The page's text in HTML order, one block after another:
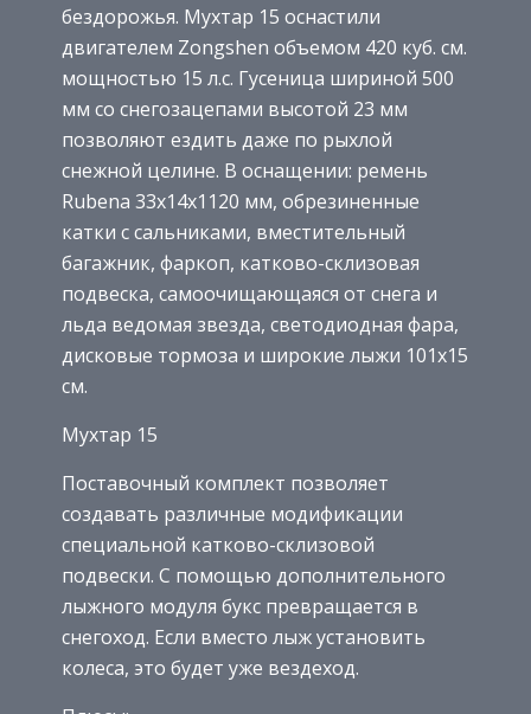
бездорожья. Мухтар 15 оснастили
двигателем Zongshen объемом 420 куб. см.
мощностью 15 л.с. Гусеница шириной 500
мм со снегозацепами высотой 23 мм
позволяют ездить даже по рыхлой
снежной целине. В оснащении: ремень
Rubena 33х14х1120 мм, обрезиненные
катки с сальниками, вместительный
багажник, фаркоп, катково-склизовая
подвеска, самоочищающаяся от снега и
льда ведомая звезда, светодиодная фара,
дисковые тормоза и широкие лыжи 101х15
см.
Мухтар 15
Поставочный комплект позволяет
создавать различные модификации
специальной катково-склизовой
подвески. С помощью дополнительного
лыжного модуля букс превращается в
снегоход. Если вместо лыж установить
колеса, это будет уже вездеход.